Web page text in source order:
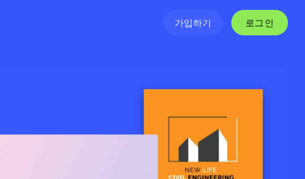
가입하기 로그인